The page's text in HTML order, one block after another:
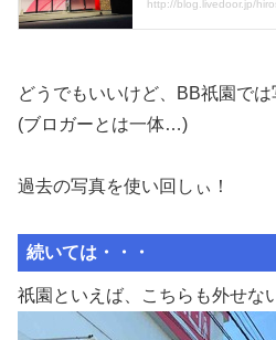
どうでもいいけど、BB祇園では
(ブロガーとは一体…)
過去の写真を使い回しぃ！
続いては・・・
祇園といえば、こちらも外せな